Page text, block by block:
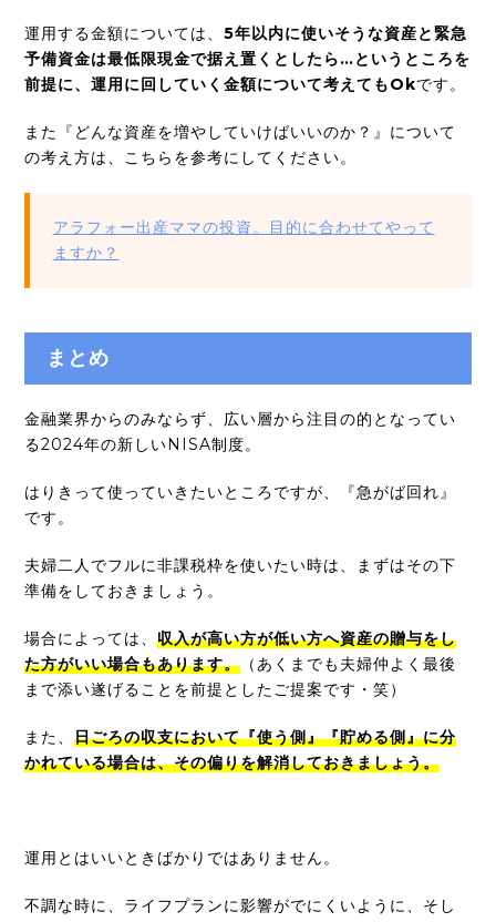
運用する金額については、5年以内に使いそうな資産と緊急
予備資金は最低限現金で据え置くとしたら…というところを
前提に、運用に回していく金額について考えてもOkです。
また『どんな資産を増やしていけばいいのか？』について
の考え方は、こちらを参考にしてください。
アラフォー出産ママの投資。目的に合わせてやって
ますか？
まとめ
金融業界からのみならず、広い層から注目の的となってい
る2024年の新しいNISA制度。
はりきって使っていきたいところですが、『急がば回れ』
です。
夫婦二人でフルに非課税枠を使いたい時は、まずはその下
準備をしておきましょう。
場合によっては、収入が高い方が低い方へ資産の贈与をし
た方がいい場合もあります。 （あくまでも夫婦仲よく最後
まで添い遂げることを前提としたご提案です・笑）
また、日ごろの収支において『使う側』『貯める側』に分
かれている場合は、その偏りを解消しておきましょう。
運用とはいいときばかりではありません。
不調な時に、ライフプランに影響がでにくいように、そし